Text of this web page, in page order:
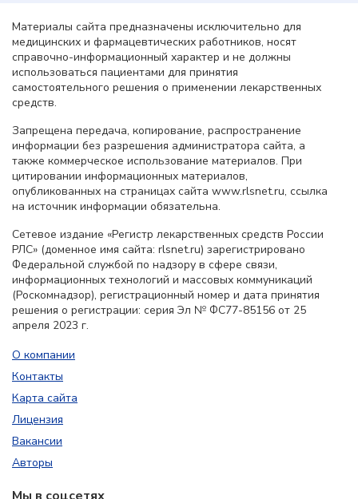
Материалы сайта предназначены исключительно для
медицинских и фармацевтических работников, носят
справочно-информационный характер и не должны
использоваться пациентами для принятия
самостоятельного решения о применении лекарственных
средств.
Запрещена передача, копирование, распространение
информации без разрешения администратора сайта, а
также коммерческое использование материалов. При
цитировании информационных материалов,
опубликованных на страницах сайта www.rlsnet.ru, ссылка
на источник информации обязательна.
Сетевое издание «Регистр лекарственных средств России
РЛС» (доменное имя сайта: rlsnet.ru) зарегистрировано
Федеральной службой по надзору в сфере связи,
информационных технологий и массовых коммуникаций
(Роскомнадзор), регистрационный номер и дата принятия
решения о регистрации: серия Эл № ФС77-85156 от 25
апреля 2023 г.
О компании
Контакты
Карта сайта
Лицензия
Вакансии
Авторы